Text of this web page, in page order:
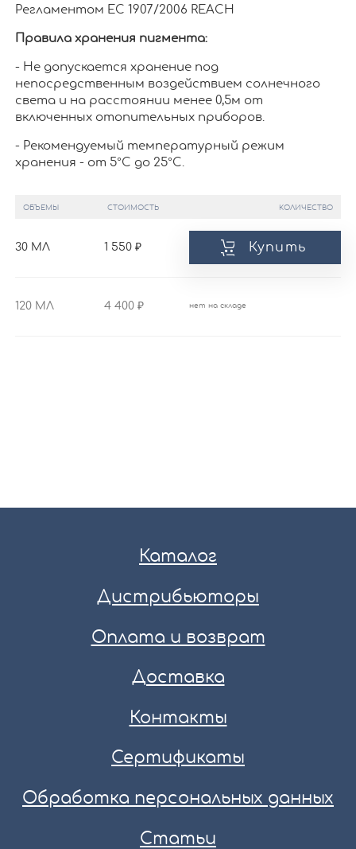
Регламентом ЕС 1907/2006 REACH
Правила хранения пигмента:
- Не допускается хранение под
непосредственным воздействием солнечного
света и на расстоянии менее 0,5м от
включенных отопительных приборов.
- Рекомендуемый температурный режим
хранения - от 5°С до 25°С.
ОБЪЕМЫ СТОИМОСТЬ КОЛИЧЕСТВО
30 МЛ 1 550 Купить
120 МЛ 4 400 нет на складе
Каталог
Дистрибьюторы
Оплата и возврат
Доставка
Контакты
Сертификаты
Обработка персональных данных
Статьи